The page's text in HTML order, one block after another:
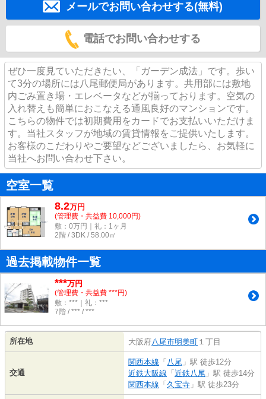
メールでお問い合わせする(無料)
電話でお問い合わせする
ぜひ一度見ていただきたい、「ガーデン成法」です。歩い
て3分の場所には八尾郵便局があります。共用部には敷地
内ごみ置き場・エレベータなどが揃っております。空気の
入れ替えも簡単におこなえる通風良好のマンションです。
こちらの物件では初期費用をカードでお支払いいただけま
す。当社スタッフが地域の賃貸情報をご提供いたします。
お客様のこだわりやご要望などございましたら、お気軽に
当社へお問い合わせ下さい。
空室一覧
8.2万円
(管理費・共益費 10,000円)
敷：0万円｜礼：1ヶ月
2階 / 3DK / 58.00㎡
過去掲載物件一覧
***万円
(管理費・共益費 ***円)
敷：***｜礼：***
7階 / *** / ***
所在地 大阪府八尾市明美町 １丁目
交通
関西本線 「 八尾 」駅 徒歩12分
近鉄大阪線 「 近鉄八尾 」駅 徒歩14分
関西本線 「 久宝寺 」駅 徒歩23分